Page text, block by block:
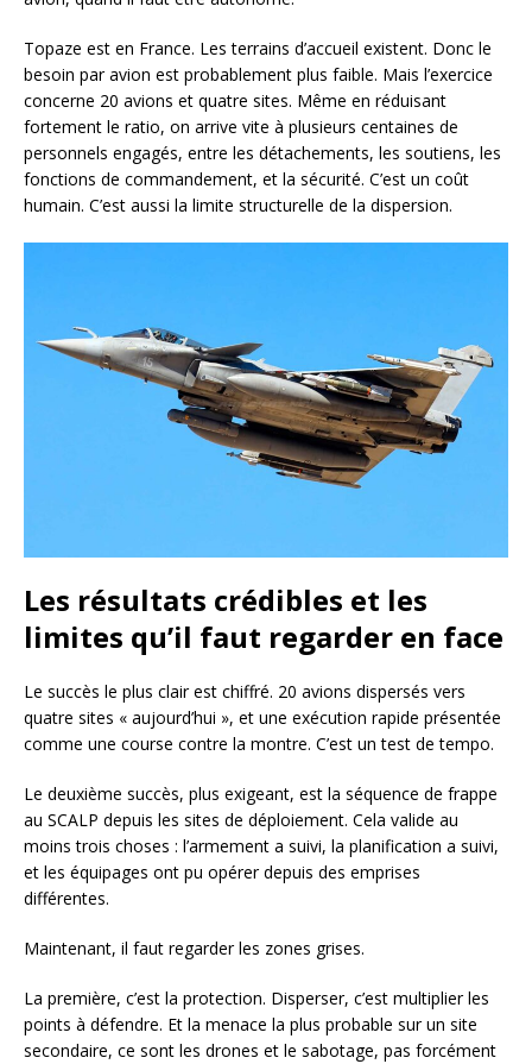
Topaze est en France. Les terrains d’accueil existent. Donc le
besoin par avion est probablement plus faible. Mais l’exercice
concerne 20 avions et quatre sites. Même en réduisant
fortement le ratio, on arrive vite à plusieurs centaines de
personnels engagés, entre les détachements, les soutiens, les
fonctions de commandement, et la sécurité. C’est un coût
humain. C’est aussi la limite structurelle de la dispersion.
Les résultats crédibles et les
limites qu’il faut regarder en face
Le succès le plus clair est chiffré. 20 avions dispersés vers
quatre sites « aujourd’hui », et une exécution rapide présentée
comme une course contre la montre. C’est un test de tempo.
Le deuxième succès, plus exigeant, est la séquence de frappe
au SCALP depuis les sites de déploiement. Cela valide au
moins trois choses : l’armement a suivi, la planification a suivi,
et les équipages ont pu opérer depuis des emprises
différentes.
Maintenant, il faut regarder les zones grises.
La première, c’est la protection. Disperser, c’est multiplier les
points à défendre. Et la menace la plus probable sur un site
secondaire, ce sont les drones et le sabotage, pas forcément